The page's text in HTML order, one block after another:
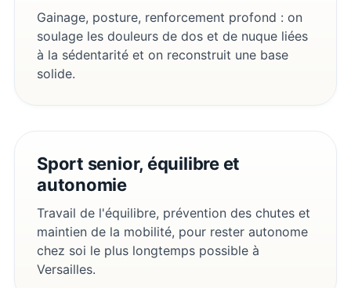
Gainage, posture, renforcement profond : on
soulage les douleurs de dos et de nuque liées
à la sédentarité et on reconstruit une base
solide.
Sport senior, équilibre et
autonomie
Travail de l'équilibre, prévention des chutes et
maintien de la mobilité, pour rester autonome
chez soi le plus longtemps possible à
Versailles.